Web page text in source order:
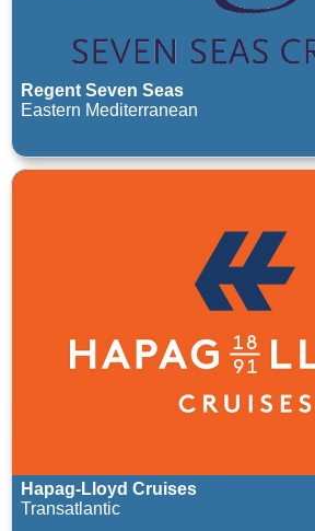
Regent Seven Seas
Eastern Mediterranean
Hapag-Lloyd Cruises
Transatlantic